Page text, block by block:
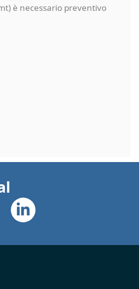
è necessario preventivo